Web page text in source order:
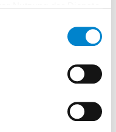
(B × H): 625–